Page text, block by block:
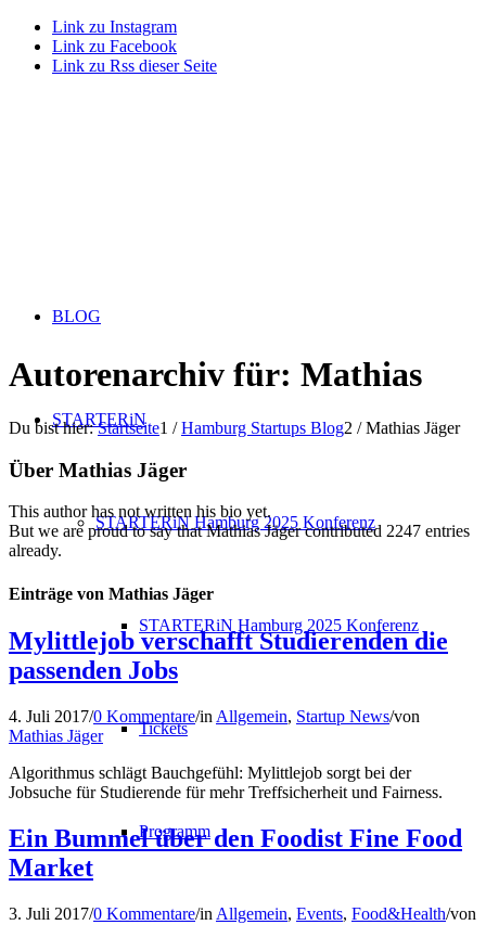
Link zu Instagram
Link zu Facebook
Link zu Rss dieser Seite
BLOG
STARTERiN
STARTERiN Hamburg 2025 Konferenz
STARTERiN Hamburg 2025 Konferenz
Tickets
Programm
Autorenarchiv für: Mathias
Du bist hier: Startseite1 / Hamburg Startups Blog2 / Mathias Jäger
Über Mathias Jäger
This author has not written his bio yet.
But we are proud to say thatMathias Jägercontributed 2247 entries
already.
Einträge von Mathias Jäger
Mylittlejob verschafft Studierenden die
passenden Jobs
4. Juli 2017/0 Kommentare/in Allgemein, Startup News/von
Mathias Jäger
Algorithmus schlägt Bauchgefühl: Mylittlejob sorgt bei der
Jobsuche für Studierende für mehr Treffsicherheit und Fairness.
Ein Bummel über den Foodist Fine Food
Market
3. Juli 2017/0 Kommentare/in Allgemein, Events, Food&Health/von